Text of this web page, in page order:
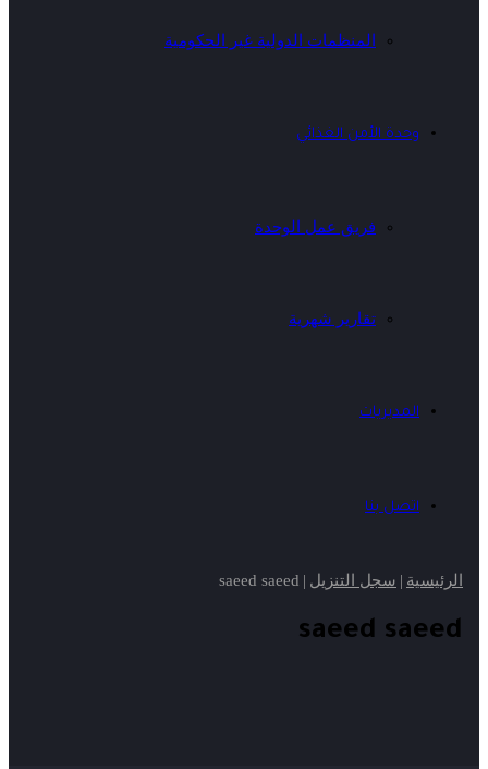
المنظمات الدولية غير الحكومية
وحدة الأمن الغذائي
فريق عمل الوحدة
تقارير شهرية
المديريات
اتصل بنا
الرئيسية | سجل التنزيل |
saeed saeed
saeed saeed